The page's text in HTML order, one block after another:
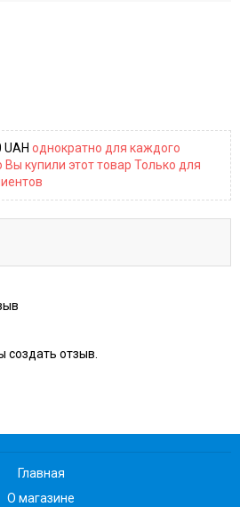
UAH однократно для каждого
Вы купили этот товар Только для
создать отзыв.
Главная
О магазине